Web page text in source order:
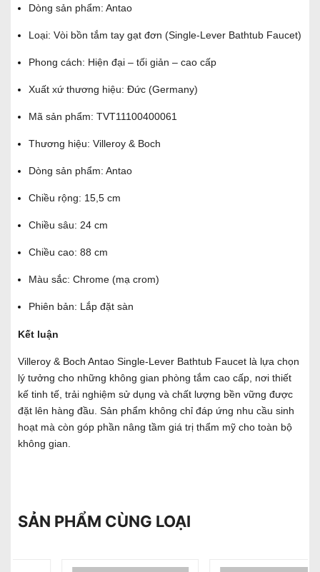
Dòng sản phẩm: Antao
Loại: Vòi bồn tắm tay gạt đơn (Single-Lever Bathtub Faucet)
Phong cách: Hiện đại – tối giản – cao cấp
Xuất xứ thương hiệu: Đức (Germany)
Mã sản phẩm: TVT11100400061
Thương hiệu: Villeroy & Boch
Dòng sản phẩm: Antao
Chiều rộng: 15,5 cm
Chiều sâu: 24 cm
Chiều cao: 88 cm
Màu sắc: Chrome (mạ crom)
Phiên bản: Lắp đặt sàn
Kết luận
Villeroy & Boch Antao Single-Lever Bathtub Faucet là lựa chọn
lý tưởng cho những không gian phòng tắm cao cấp, nơi thiết
kế tinh tế, trải nghiệm sử dụng và chất lượng bền vững được
đặt lên hàng đầu. Sản phẩm không chỉ đáp ứng nhu cầu sinh
hoạt mà còn góp phần nâng tầm giá trị thẩm mỹ cho toàn bộ
không gian.
SẢN PHẨM CÙNG LOẠI